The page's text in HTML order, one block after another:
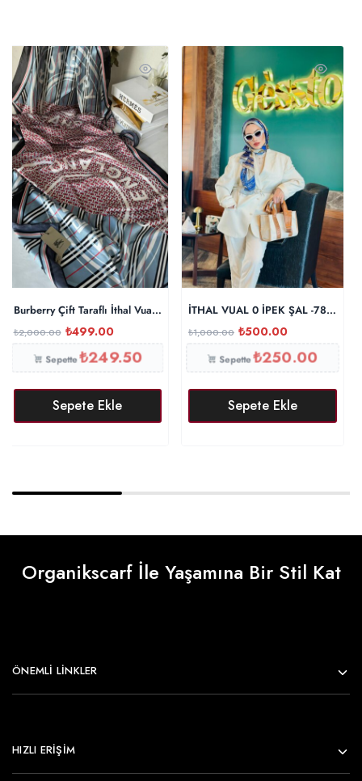
Burberry Çift Taraflı İthal Vual İpel Şal 78631 – Mavi-Siyah
₺2,000.00 ₺499.00
Sepette₺249.50
Sepete Ekle
İTHAL VUAL 0 İPEK ŞAL -78963
₺1,000.00 ₺500.00
Sepette₺250.00
Sepete Ekle
Organikscarf İle Yaşamına Bir Stil Kat
ÖNEMLI LINKLER
HIZLI ERİŞİM